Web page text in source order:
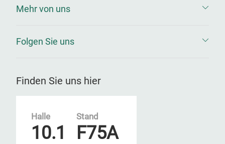
Mehr von uns
Folgen Sie uns
Finden Sie uns hier
Halle
10.1
Stand
F75A